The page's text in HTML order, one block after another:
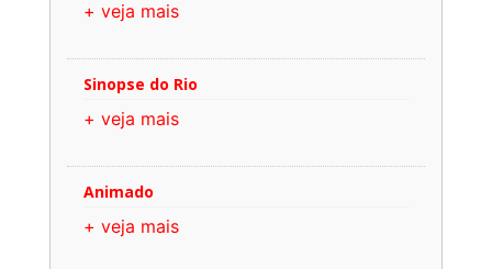
+ veja mais
Sinopse do Rio
+ veja mais
Animado
+ veja mais